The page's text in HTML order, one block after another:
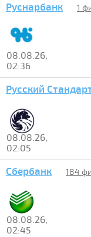
Руснарбанк 1
08.08.26,
02:36
Русский
08.08.26,
02:05
Сбербанк 184
08.08.26,
02:45